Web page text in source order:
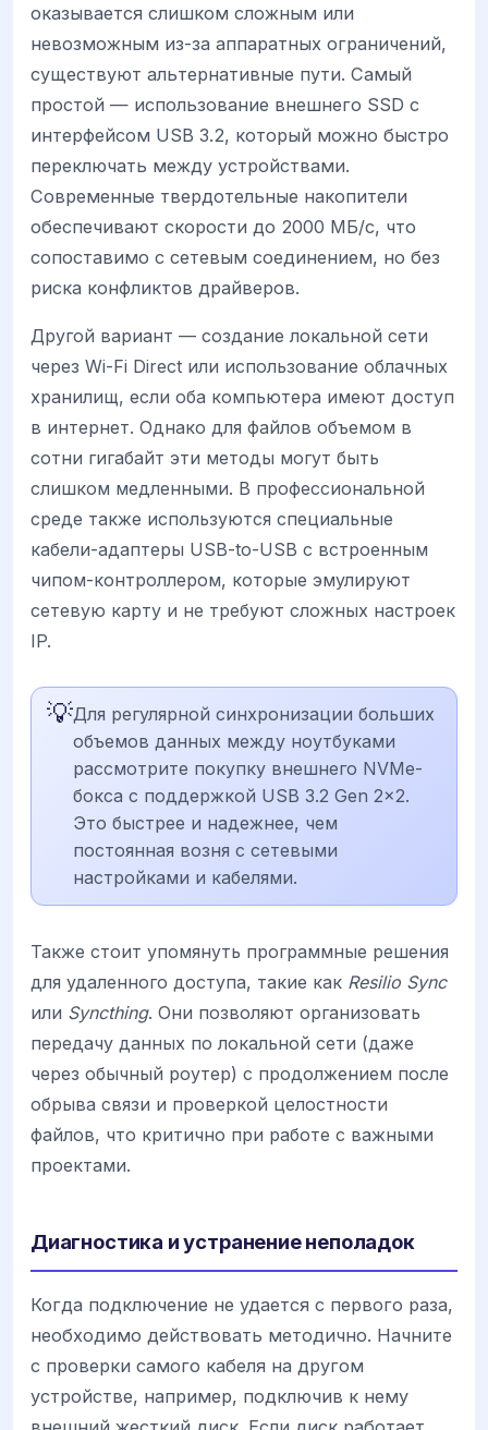
оказывается слишком сложным или
невозможным из-за аппаратных ограничений,
существуют альтернативные пути. Самый
простой — использование внешнего SSD с
интерфейсом USB 3.2, который можно быстро
переключать между устройствами.
Современные твердотельные накопители
обеспечивают скорости до 2000 МБ/с, что
сопоставимо с сетевым соединением, но без
риска конфликтов драйверов.
Другой вариант — создание локальной сети
через Wi-Fi Direct или использование облачных
хранилищ, если оба компьютера имеют доступ
в интернет. Однако для файлов объемом в
сотни гигабайт эти методы могут быть
слишком медленными. В профессиональной
среде также используются специальные
кабели-адаптеры USB-to-USB с встроенным
чипом-контроллером, которые эмулируют
сетевую карту и не требуют сложных настроек
IP.
💡Для регулярной синхронизации больших
объемов данных между ноутбуками
рассмотрите покупку внешнего NVMe-
бокса с поддержкой USB 3.2 Gen 2x2.
Это быстрее и надежнее, чем
постоянная возня с сетевыми
настройками и кабелями.
Также стоит упомянуть программные решения
для удаленного доступа, такие как Resilio Sync
или Syncthing. Они позволяют организовать
передачу данных по локальной сети (даже
через обычный роутер) с продолжением после
обрыва связи и проверкой целостности
файлов, что критично при работе с важными
проектами.
Диагностика и устранение неполадок
Когда подключение не удается с первого раза,
необходимо действовать методично. Начните
с проверки самого кабеля на другом
устройстве, например, подключив к нему